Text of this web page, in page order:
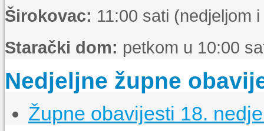
Širokovac: 11:00 sati (nedjeljom
Starački dom: petkom u 10:00
Nedjeljne župne
Župne obavijesti 18.